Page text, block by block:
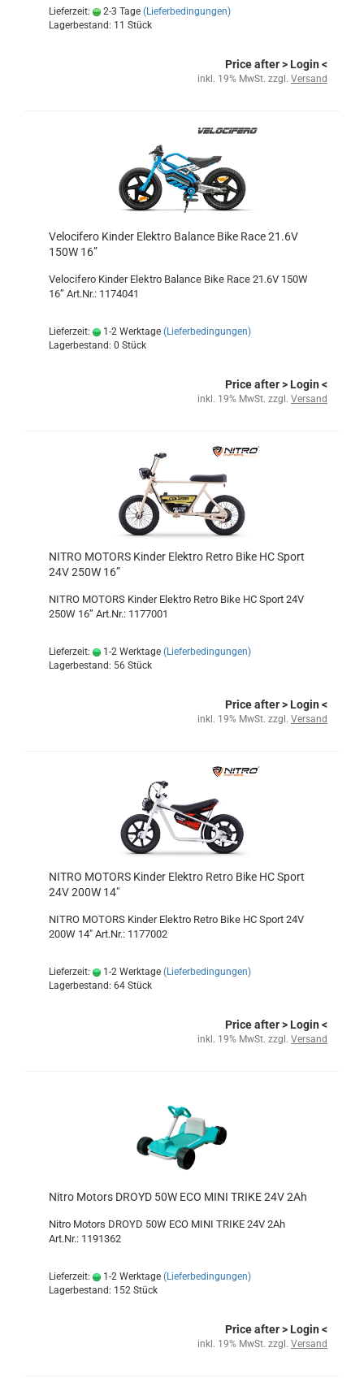
Lieferzeit: 2-3 Tage (Lieferbedingungen)
Lagerbestand: 11 Stück
Price after> Login <
inkl. 19% MwSt. zzgl. Versand
Velocifero Kinder Elektro Balance Bike Race 21.6V
150W 16”
Velocifero Kinder Elektro Balance Bike Race 21.6V 150W
16” Art.Nr.: 1174041
Lieferzeit: 1-2 Werktage (Lieferbedingungen)
Lagerbestand: 0 Stück
Price after> Login <
inkl. 19% MwSt. zzgl. Versand
NITRO MOTORS Kinder Elektro Retro Bike HC Sport
24V 250W 16”
NITRO MOTORS Kinder Elektro Retro Bike HC Sport 24V
250W 16” Art.Nr.: 1177001
Lieferzeit: 1-2 Werktage (Lieferbedingungen)
Lagerbestand: 56 Stück
Price after> Login <
inkl. 19% MwSt. zzgl. Versand
NITRO MOTORS Kinder Elektro Retro Bike HC Sport
24V 200W 14"
NITRO MOTORS Kinder Elektro Retro Bike HC Sport 24V
200W 14" Art.Nr.: 1177002
Lieferzeit: 1-2 Werktage (Lieferbedingungen)
Lagerbestand: 64 Stück
Price after> Login <
inkl. 19% MwSt. zzgl. Versand
Nitro Motors DROYD 50W ECO MINI TRIKE 24V 2Ah
Nitro Motors DROYD 50W ECO MINI TRIKE 24V 2Ah
Art.Nr.: 1191362
Lieferzeit: 1-2 Werktage (Lieferbedingungen)
Lagerbestand: 152 Stück
Price after> Login <
inkl. 19% MwSt. zzgl. Versand